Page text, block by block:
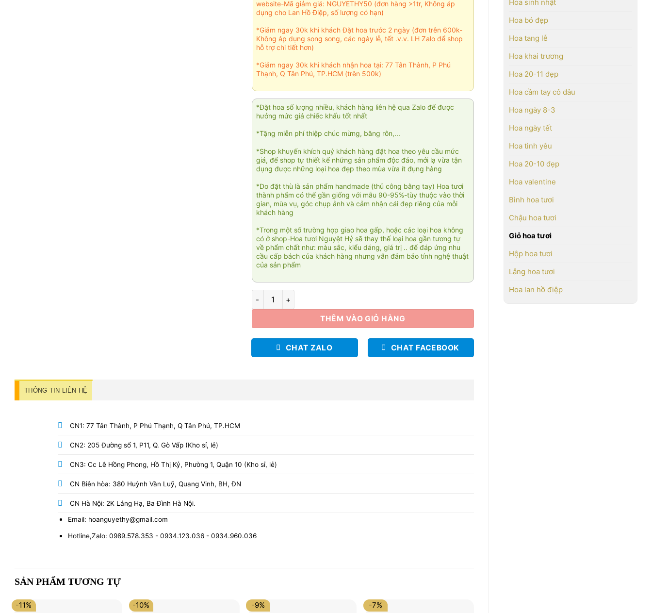
Hoa sinh nhật
Hoa bó đẹp
Hoa tang lễ
Hoa khai trương
Hoa 20-11 đẹp
Hoa cầm tay cô dâu
Hoa ngày 8-3
Hoa ngày tết
Hoa tình yêu
Hoa 20-10 đẹp
Hoa valentine
Bình hoa tươi
Chậu hoa tươi
Giỏ hoa tươi
Hộp hoa tươi
Lẵng hoa tươi
Hoa lan hồ điệp
website-Mã giảm giá: NGUYETHY50 (đơn hàng >1tr, Không áp
dụng cho Lan Hồ Điệp, số lượng có hạn)
*Giảm ngay 30k khi khách Đặt hoa trước 2 ngày (đơn trên 600k-
Không áp dụng song song, các ngày lễ, tết .v.v. LH Zalo để shop
hỗ trợ chi tiết hơn)
*Giảm ngay 30k khi khách nhận hoa tại: 77 Tân Thành, P Phú
Thạnh, Q Tân Phú, TP.HCM (trên 500k)
*Đặt hoa số lượng nhiều, khách hàng liên hệ qua Zalo để được
hưởng mức giá chiếc khấu tốt nhất
*Tặng miễn phí thiệp chúc mừng, băng rôn,...
*Shop khuyến khích quý khách hàng đặt hoa theo yêu cầu mức
giá, để shop tự thiết kế những sản phẩm độc đáo, mới lạ vừa tận
dụng được những loại hoa đẹp theo mùa vừa ít đụng hàng
*Do đặt thù là sản phẩm handmade (thủ công bằng tay) Hoa tươi
thành phẩm có thể gần giống với mẫu 90-95%-tùy thuộc vào thời
gian, mùa vụ, góc chụp ảnh và cảm nhận cái đẹp riêng của mỗi
khách hàng
*Trong một số trường hợp giao hoa gấp, hoặc các loại hoa không
có ở shop-Hoa tươi Nguyệt Hỷ sẽ thay thế loại hoa gần tương tự
về phẩm chất như: màu sắc, kiểu dáng, giá trị .. để đáp ứng nhu
cầu cấp bách của khách hàng nhưng vẫn đảm bảo tính nghệ thuật
của sản phẩm
Giỏ hồng Spirit 004 số lượng
THÊM VÀO GIỎ HÀNG
CHAT ZALO CHAT FACEBOOK
THÔNG TIN LIÊN HỆ
CN1: 77 Tân Thành, P Phú Thạnh, Q Tân Phú, TP.HCM
CN2: 205 Đường số 1, P11, Q. Gò Vấp (Kho sỉ, lẻ)
CN3: Cc Lê Hồng Phong, Hồ Thị Kỷ, Phường 1, Quận 10 (Kho sỉ, lẻ)
CN Biên hòa: 380 Huỳnh Văn Luỹ, Quang Vinh, BH, ĐN
CN Hà Nội: 2K Láng Hạ, Ba Đình Hà Nội.
Email: hoanguyethy@gmail.com
Hotline,Zalo: 0989.578.353 - 0934.123.036 - 0934.960.036
SẢN PHẨM TƯƠNG TỰ
-11% -10% -9% -7%